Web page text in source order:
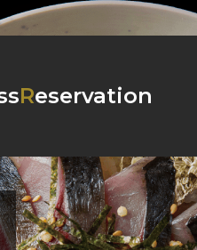
Reservation